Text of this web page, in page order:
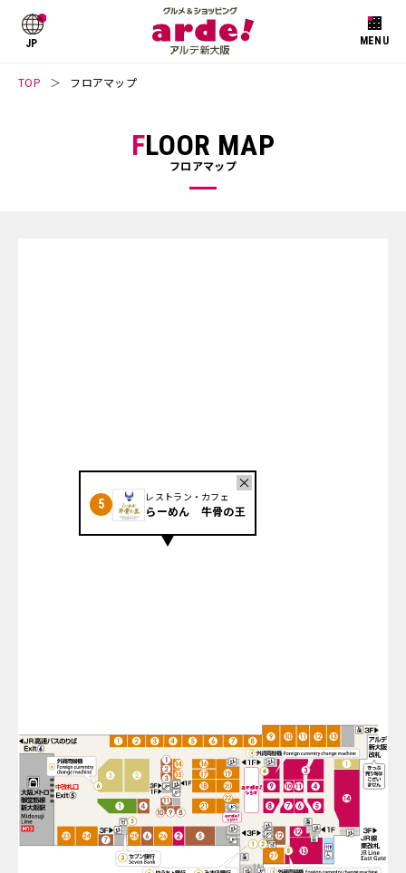
JP
TOP フロアマップ
FLOOR MAP
フロアマップ
5 レストラン・カフェ
らーめん 牛骨の王
×